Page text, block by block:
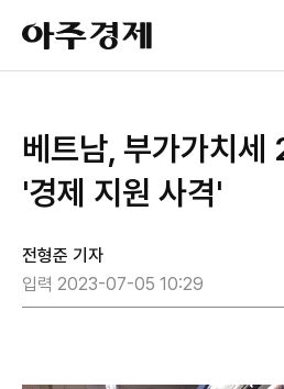
아
주
경
베트남, 부가가치
'경제 지원 사격'
전형준 기자
입력 2023-07-05 10:29